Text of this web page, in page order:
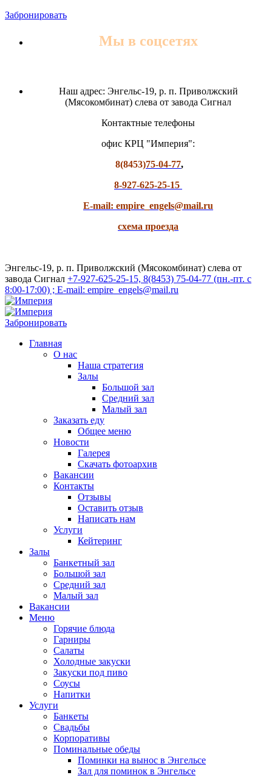
Забронировать
Мы в соцсетях
Наш адрес: Энгельс-19, р. п. Приволжский
(Мясокомбинат) слева от завода Сигнал
Контактные телефоны
офис КРЦ "Империя":
8(8453)75-04-77,
8-927-625-25-15
E-mail: empire_engels@mail.ru
схема проезда
Энгельс-19, р. п. Приволжский (Мясокомбинат) слева от
завода Сигнал +7-927-625-25-15, 8(8453) 75-04-77 (пн.-пт. с
8:00-17:00) ; E-mail: empire_engels@mail.ru
Забронировать
Главная
О нас
Наша стратегия
Залы
Большой зал
Средний зал
Малый зал
Заказать еду
Общее меню
Новости
Галерея
Скачать фотоархив
Вакансии
Контакты
Отзывы
Оставить отзыв
Написать нам
Услуги
Кейтеринг
Залы
Банкетный зал
Большой зал
Средний зал
Малый зал
Вакансии
Меню
Горячие блюда
Гарниры
Салаты
Холодные закуски
Закуски под пиво
Соусы
Напитки
Услуги
Банкеты
Свадьбы
Корпоративы
Поминальные обеды
Поминки на вынос в Энгельсе
Зал для поминок в Энгельсе